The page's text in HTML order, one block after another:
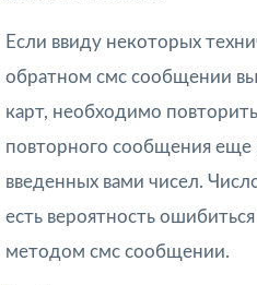
Если ввиду некоторых
обратном смс сообщении
карт, необходимо
повторного сообщения еще
введенных вами чисел.
есть вероятность
методом смс сообщении.